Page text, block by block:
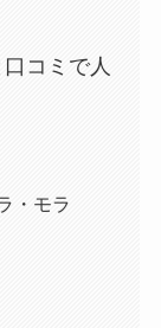
コミで人
・モラ